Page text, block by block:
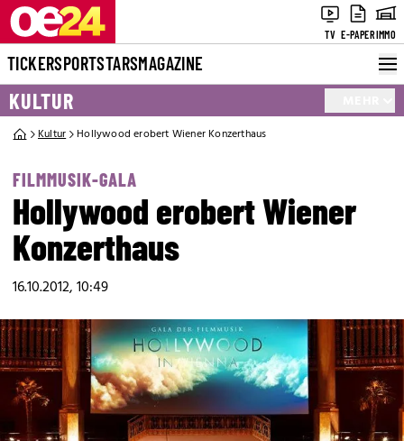
TV E-PAPERIMMO
TICKERSPORTSTARSMAGAZINE
KULTUR
Kultur Hollywood erobert Wiener Konzerthaus
FILMMUSIK-GALA
Hollywood erobert Wiener
Konzerthaus
16.10.2012, 10:49